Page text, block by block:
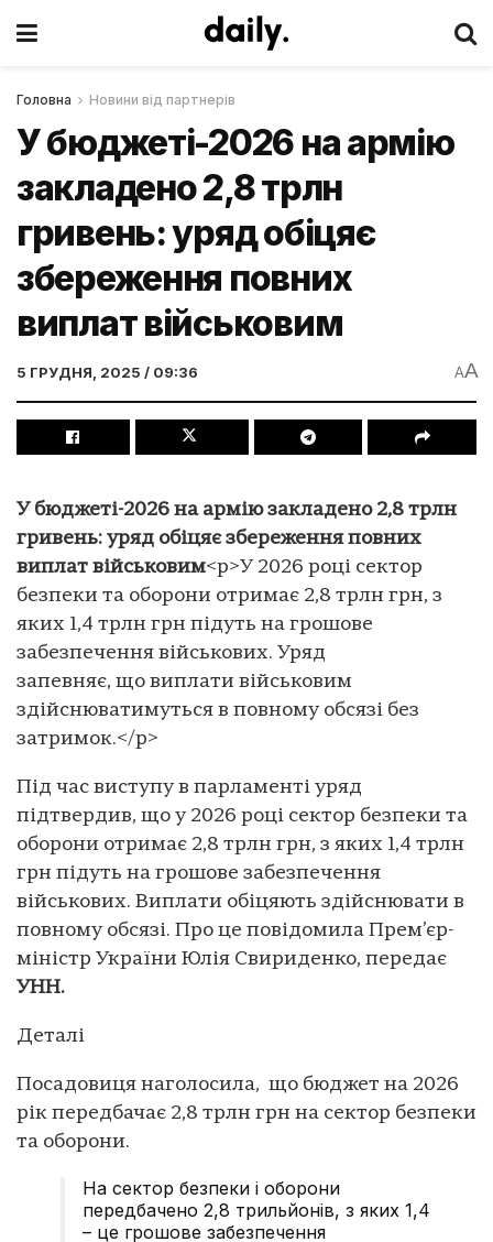
Головна Новини від партнерів
У бюджеті-2026 на армію
закладено 2,8 трлн
гривень: уряд обіцяє
збереження повних
виплат військовим
5 ГРУДНЯ, 2025 / 09:36 AA
У бюджеті-2026 на армію закладено 2,8 трлн
гривень: уряд обіцяє збереження повних
виплат військовим<p>У 2026 році сектор
безпеки та оборони отримає 2,8 трлн грн, з
яких 1,4 трлн грн підуть на грошове
забезпечення військових. Уряд
запевняє, що виплати військовим
здійснюватимуться в повному обсязі без
затримок.</p>
Під час виступу в парламенті уряд
підтвердив, що у 2026 році сектор безпеки та
оборони отримає 2,8 трлн грн, з яких 1,4 трлн
грн підуть на грошове забезпечення
військових. Виплати обіцяють здійснювати в
повному обсязі. Про це повідомила Прем’єр-
міністр України Юлія Свириденко, передає
УНН.
Деталі
Посадовиця наголосила, що бюджет на 2026
рік передбачає 2,8 трлн грн на сектор безпеки
та оборони.
На сектор безпеки і оборони
передбачено 2,8 трильйонів, з яких 1,4
– це грошове забезпечення